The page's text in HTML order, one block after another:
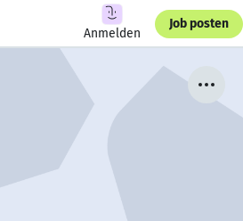
Anmelden
Job posten